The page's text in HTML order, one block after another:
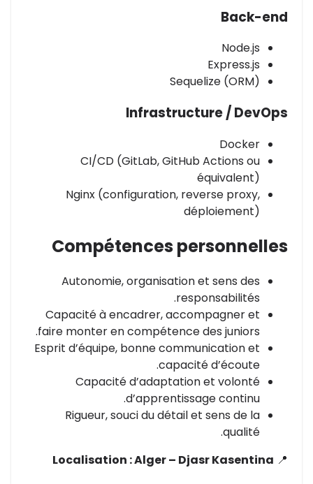
Back-end
Node.js
Express.js
Sequelize (ORM)
Infrastructure / DevOps
Docker
CI/CD (GitLab, GitHub Actions ou
équivalent)
Nginx (configuration, reverse proxy,
déploiement)
Compétences personnelles
Autonomie, organisation et sens des
responsabilités.
Capacité à encadrer, accompagner et
faire monter en compétence des juniors.
Esprit d’équipe, bonne communication et
capacité d’écoute.
Capacité d’adaptation et volonté
d’apprentissage continu.
Rigueur, souci du détail et sens de la
qualité.
📍
Localisation : Alger – Djasr Kasentina